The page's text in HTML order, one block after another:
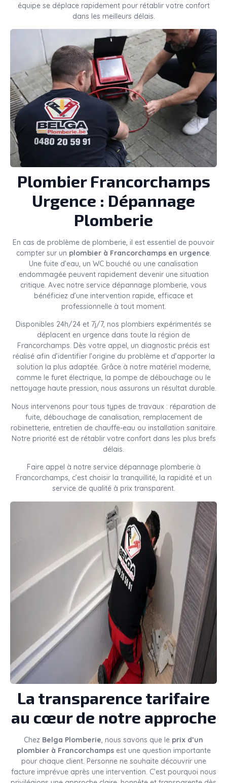
équipe se déplace rapidement pour rétablir votre confort
dans les meilleurs délais.
Plombier Francorchamps
Urgence : Dépannage
Plomberie
En cas de problème de plomberie, il est essentiel de pouvoir
compter sur un plombier à Francorchamps en urgence.
Une fuite d’eau, un WC bouché ou une canalisation
endommagée peuvent rapidement devenir une situation
critique. Avec notre service dépannage plomberie, vous
bénéficiez d’une intervention rapide, efficace et
professionnelle à tout moment.
Disponibles 24h/24 et 7j/7, nos plombiers expérimentés se
déplacent en urgence dans toute la région de
Francorchamps. Dès votre appel, un diagnostic précis est
réalisé afin d’identifier l’origine du problème et d’apporter la
solution la plus adaptée. Grâce à notre matériel moderne,
comme le furet électrique, la pompe de débouchage ou le
nettoyage haute pression, nous assurons un résultat durable.
Nous intervenons pour tous types de travaux : réparation de
fuite, débouchage de canalisation, remplacement de
robinetterie, entretien de chauffe-eau ou installation sanitaire.
Notre priorité est de rétablir votre confort dans les plus brefs
délais.
Faire appel à notre service dépannage plomberie à
Francorchamps, c’est choisir la tranquillité, la rapidité et un
service de qualité à prix transparent.
La transparence tarifaire
au cœur de notre approche
Chez Belga Plomberie, nous savons que le prix d’un
plombier à Francorchampsest une question importante
pour chaque client. Personne ne souhaite découvrir une
facture imprévue après une intervention. C’est pourquoi nous